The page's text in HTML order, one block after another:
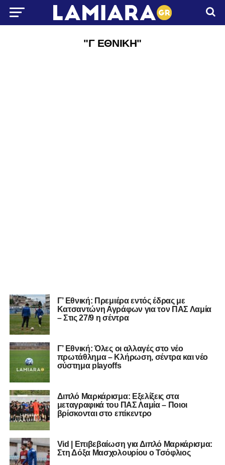
"Γ ΕΘΝΙΚΗ"
Γ’ Εθνική: Πρεμιέρα εντός έδρας με
Κατσαντώνη Αγράφων για τον ΠΑΣ Λαμία
– Στις 27/9 η σέντρα
Γ’ Εθνική: Όλες οι αλλαγές στο νέο
πρωτάθλημα – Κλήρωση, σέντρα και νέο
σύστημα playoffs
Διπλό Μαρκάρισμα: Εξελίξεις στα
μεταγραφικά του ΠΑΣ Λαμία – Ποιοι
βρίσκονται στο επίκεντρο
Vid | Επιβεβαίωση για Διπλό Μαρκάρισμα:
Στη Δόξα Μασχολουρίου ο Τσόφλιος